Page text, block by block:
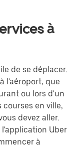
à
de se déplacer.
l'aéroport, que
ou lors d'un
courses en ville,
devez aller.
Uber
à